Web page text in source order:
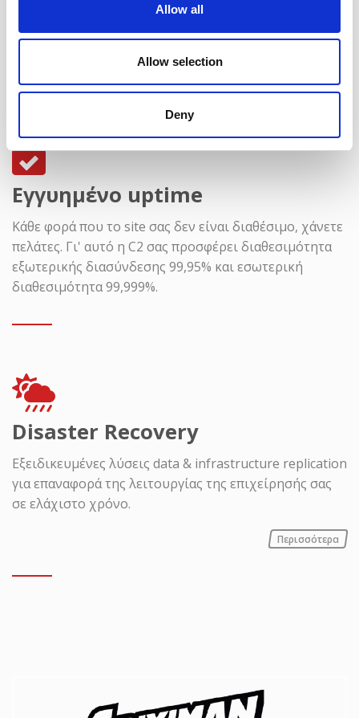
Allow all
Allow selection
Deny
Επιπρόσθετα τα backups αποστέλλονται και σε
δεύτερη τοποθεσία εκτός Datacenter για απόλυτη
Εγγυημένο uptime
Κάθε φορά που το site σας δεν είναι διαθέσιμο, χάνετε
πελάτες. Γι' αυτό η C2 σας προσφέρει διαθεσιμότητα
εξωτερικής διασύνδεσης 99,95% και εσωτερική
διαθεσιμότητα 99,999%.
Disaster Recovery
Εξειδικευμένες λύσεις data & infrastructure replication
για επαναφορά της λειτουργίας της επιχείρησής σας
σε ελάχιστο χρόνο.
Περισσότερα